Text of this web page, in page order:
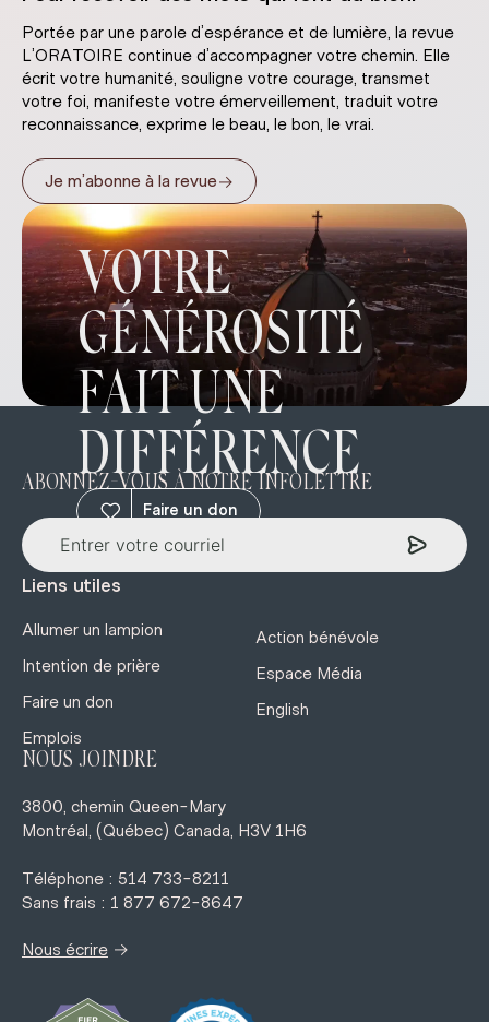
Portée par une parole d’espérance et de lumière, la revue
L’ORATOIRE continue d’accompagner votre chemin. Elle
écrit votre humanité, souligne votre courage, transmet
votre foi, manifeste votre émerveillement, traduit votre
reconnaissance, exprime le beau, le bon, le vrai.
Je m’abonne à la revue→
VOTRE
GÉNÉROSITÉ
FAIT UNE
DIFFÉRENCE
Faire un don
ABONNEZ-VOUS À NOTRE INFOLETTRE
Liens utiles
Allumer un lampion
Intention de prière
Faire un don
Emplois
Action bénévole
Espace Média
English
NOUS JOINDRE
3800, chemin Queen-Mary
Montréal, (Québec) Canada, H3V 1H6
Téléphone : 514 733-8211
Sans frais : 1 877 672-8647
Nous écrire →